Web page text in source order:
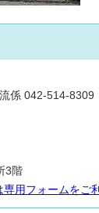
係 042-514-8309
3階
用フォームをご